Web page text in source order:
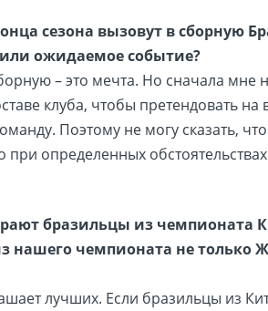
сезона вызовут в сборную
ожидаемое событие?
– это мечта. Но сначала мне
клуба, чтобы претендовать на
Поэтому не могу сказать,
при определенных
бразильцы из чемпионата
нашего чемпионата не только
лучших. Если бразильцы из